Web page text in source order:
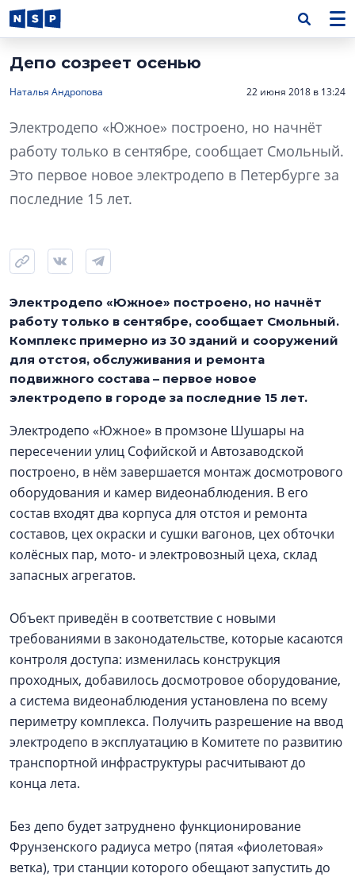
Депо созреет осенью
Наталья Андропова 22 июня 2018 в 13:24
Электродепо «Южное» построено, но начнёт
работу только в сентябре, сообщает Смольный.
Это первое новое электродепо в Петербурге за
последние 15 лет.
Электродепо «Южное» построено, но начнёт
работу только в сентябре, сообщает Смольный.
Комплекс примерно из 30 зданий и сооружений
для отстоя, обслуживания и ремонта
подвижного состава – первое новое
электродепо в городе за последние 15 лет.
Электродепо «Южное» в промзоне Шушары на
пересечении улиц Софийской и Автозаводской
построено, в нём завершается монтаж досмотрового
оборудования и камер видеонаблюдения. В его
состав входят два корпуса для отстоя и ремонта
составов, цех окраски и сушки вагонов, цех обточки
колёсных пар, мото- и электровозный цеха, склад
запасных агрегатов.
Объект приведён в соответствие с новыми
требованиями в законодательстве, которые касаются
контроля доступа: изменилась конструкция
проходных, добавилось досмотровое оборудование,
а система видеонаблюдения установлена по всему
периметру комплекса. Получить разрешение на ввод
электродепо в эксплуатацию в Комитете по развитию
транспортной инфраструктуры расчитывают до
конца лета.
Без депо будет затруднено функционирование
Фрунзенского радиуса метро (пятая «фиолетовая»
ветка), три станции которого обещают запустить до